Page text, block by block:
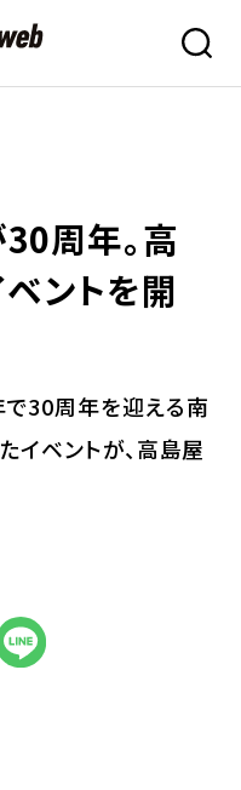
30周年。高
ントを開
30周年を迎える南
イベントが、高島屋